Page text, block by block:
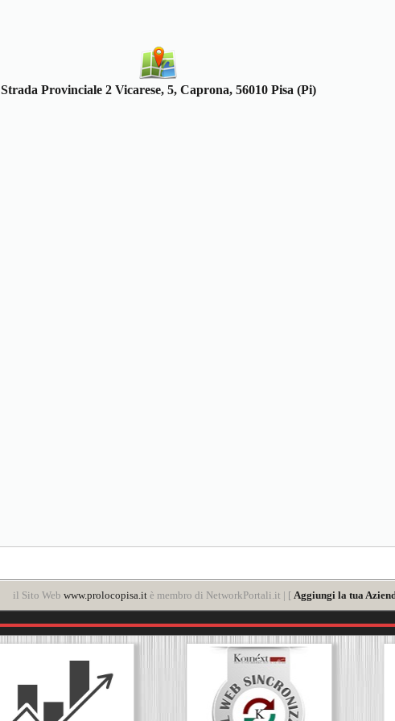
Strada Provinciale 2 Vicarese, 5, Caprona, 56010 Pisa (Pi)
il Sito Web www.prolocopisa.itè membro di NetworkPortali.it | [ Aggiungi la tua